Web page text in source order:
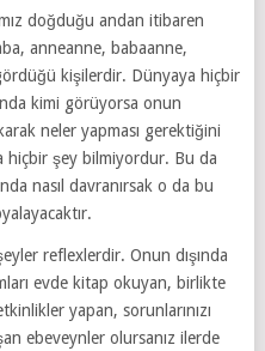
doğduğu andan itibaren
anneanne, babaanne,
kişilerdir. Dünyaya hiçbir
kimi görüyorsa onun
neler yapması gerektiğini
hiçbir şey bilmiyordur. Bu da
nasıl davranırsak o da bu
reflexlerdir. Onun dışında
evde kitap okuyan, birlikte
yapan, sorunlarınızı
ebeveynler olursanız ilerde